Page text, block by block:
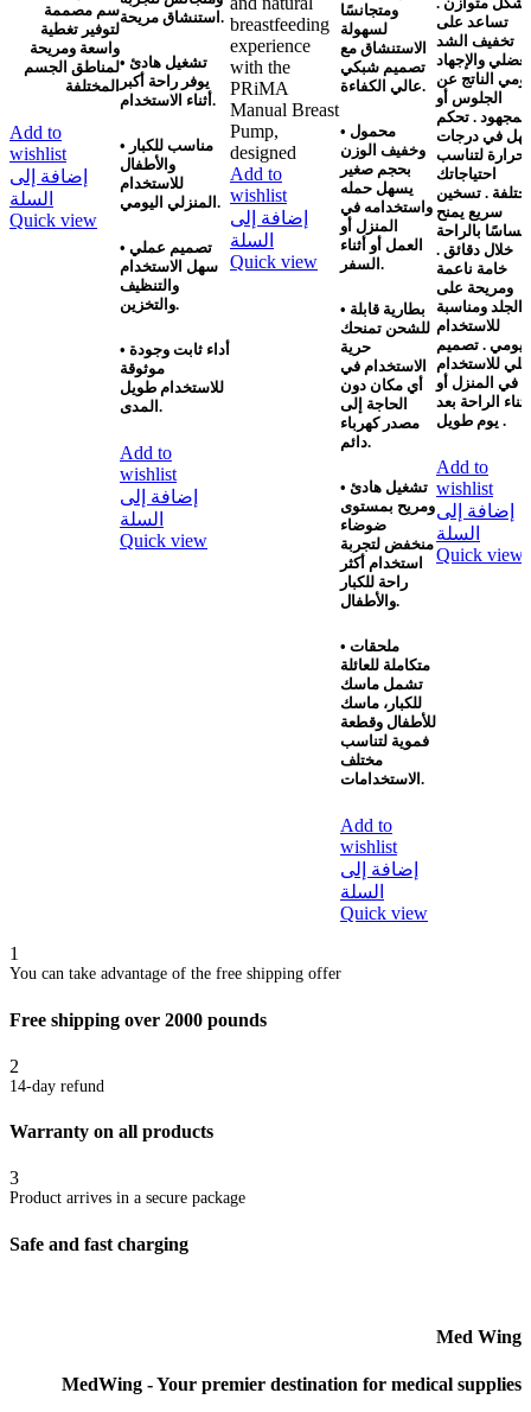
سم مصممة
لتوفير تغطية
واسعة ومريحة
لمناطق الجسم
المختلفة
Add to
wishlist
إضافة إلى
السلة
Quick view
استنشاق مريحة.
• تشغيل هادئ
يوفر راحة أكبر
أثناء الاستخدام.
• مناسب للكبار
والأطفال
للاستخدام
المنزلي اليومي.
• تصميم عملي
سهل الاستخدام
والتنظيف
والتخزين.
• أداء ثابت وجودة
موثوقة
للاستخدام طويل
المدى.
Add to
wishlist
إضافة إلى
السلة
Quick view
breastfeeding
experience
with the
PRiMA
Manual Breast
Pump,
designed
Add to
wishlist
إضافة إلى
السلة
Quick view
ومتجانسًا
لسهولة
الاستنشاق مع
تصميم شبكي
عالي الكفاءة.
• محمول
وخفيف الوزن
بحجم صغير
يسهل حمله
واستخدامه في
المنزل أو
العمل أو أثناء
السفر.
• بطارية قابلة
للشحن تمنحك
حرية
الاستخدام في
أي مكان دون
الحاجة إلى
مصدر كهرباء
دائم.
• تشغيل هادئ
ومريح بمستوى
ضوضاء
منخفض لتجربة
استخدام أكثر
راحة للكبار
والأطفال.
• ملحقات
متكاملة للعائلة
تشمل ماسك
للكبار، ماسك
للأطفال وقطعة
فموية لتناسب
مختلف
الاستخدامات.
Add to
wishlist
إضافة إلى
السلة
Quick view
تساعد على
تخفيف الشد
والإجهاد
الناتج عن
الجلوس أو
المجهود . تحكم
في درجات
لتناسب
احتياجاتك
. تسخين
سريع يمنح
بالراحة
خلال دقائق .
خامة ناعمة
ومريحة على
الجلد ومناسبة
للاستخدام
. تصميم
للاستخدام
في المنزل أو
أثناء الراحة بعد
يوم طويل .
Add to
wishlist
إضافة إلى
السلة
Quick view
1
You can take advantage of the free shipping offer
Free shipping over 2000 pounds
2
14-day refund
Warranty on all products
3
Product arrives in a secure package
Safe and fast charging
Med Wing
MedWing - Your premier destination for medical supplies